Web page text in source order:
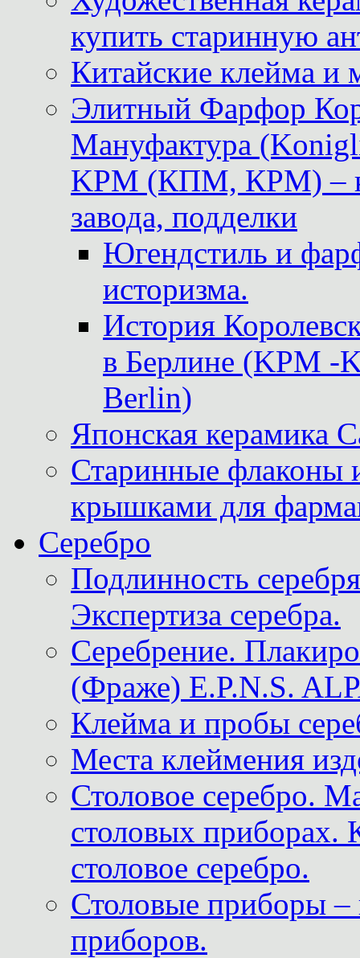
купить старинную
Китайские клейма и
Элитный Фарфор
Мануфактура
KPM (КПМ, КРМ) –
завода, подделки
Югендстиль и
историзма.
История
в Берлине (KPM -
Berlin)
Японская керамика
Старинные флаконы
крышками для
Серебро
Подлинность
Экспертиза серебра.
Серебрение.
(Фраже) E.P.N.S.
Клейма и пробы
Места клеймения
Столовое серебро.
столовых приборах.
столовое серебро.
Столовые приборы –
приборов.